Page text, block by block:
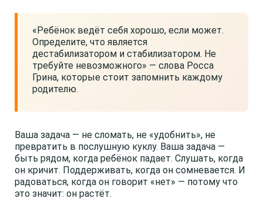
«Ребёнок ведёт себя хорошо, если может.
Определите, что является
дестабилизатором и стабилизатором. Не
требуйте невозможного» — слова Росса
Грина, которые стоит запомнить каждому
родителю.
Ваша задача — не сломать, не «удобнить», не
превратить в послушную куклу. Ваша задача —
быть рядом, когда ребёнок падает. Слушать, когда
он кричит. Поддерживать, когда он сомневается. И
радоваться, когда он говорит «нет» — потому что
это значит: он растёт.